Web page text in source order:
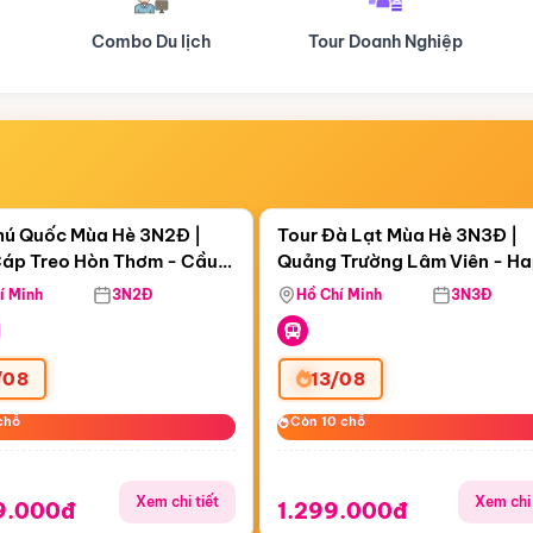
Tour Doanh Nghiệp Du lịch Hành Hương
01:09:28
Treo Hòn Thơm
Quốc Mùa Hè 3N2Đ |
Treo Hòn Thơm - Cầu
Viên Nước Aquatopia
Minh 3N2Đ
Xem chi tiết
Còn06 ngày 01:09:28
Tour Đà Lạt Mùa Hè 3N3Đ |
Quảng Trường Lâm Viên -
Hill - Puppy Farm
Hồ Chí Minh 3N3Đ
13/08
Còn 10 chỗ
Còn 10 chỗ
1.299.000đ Xem